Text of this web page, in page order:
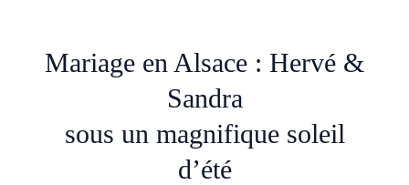
Mariage en Alsace : Hervé &
Sandra
sous un magnifique soleil
d’été